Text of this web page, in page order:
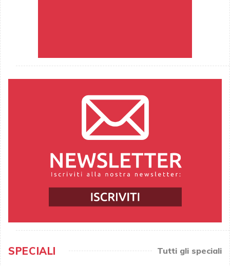
SPECIALI Tutti gli speciali